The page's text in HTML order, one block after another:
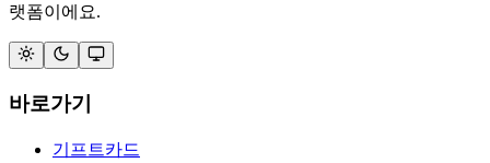
랫폼이에요.
바로가기
기프트카드